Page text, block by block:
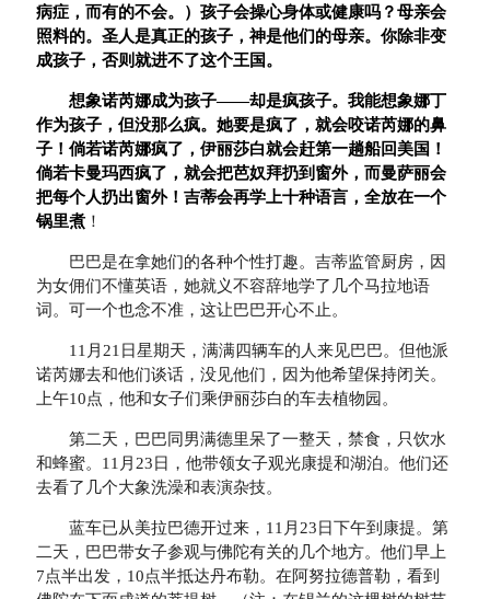
病症，而有的不会。）孩子会操心身体或健康吗？母亲会
照料的。圣人是真正的孩子，神是他们的母亲。你除非变
成孩子，否则就进不了这个王国。
想象诺芮娜成为孩子——却是疯孩子。我能想象娜丁
作为孩子，但没那么疯。她要是疯了，就会咬诺芮娜的鼻
子！倘若诺芮娜疯了，伊丽莎白就会赶第一趟船回美国！
倘若卡曼玛西疯了，就会把芭奴拜扔到窗外，而曼萨丽会
把每个人扔出窗外！吉蒂会再学上十种语言，全放在一个
锅里煮 ！
巴巴是在拿她们的各种个性打趣。吉蒂监管厨房，因
为女佣们不懂英语，她就义不容辞地学了几个马拉地语
词。可一个也念不准，这让巴巴开心不止。
11月21日星期天，满满四辆车的人来见巴巴。但他派
诺芮娜去和他们谈话，没见他们，因为他希望保持闭关。
上午10点，他和女子们乘伊丽莎白的车去植物园。
第二天，巴巴同男满德里呆了一整天，禁食，只饮水
和蜂蜜。11月23日，他带领女子观光康提和湖泊。他们还
去看了几个大象洗澡和表演杂技。
蓝车已从美拉巴德开过来，11月23日下午到康提。第
二天，巴巴带女子参观与佛陀有关的几个地方。他们早上
7点半出发，10点半抵达丹布勒。在阿努拉德普勒，看到